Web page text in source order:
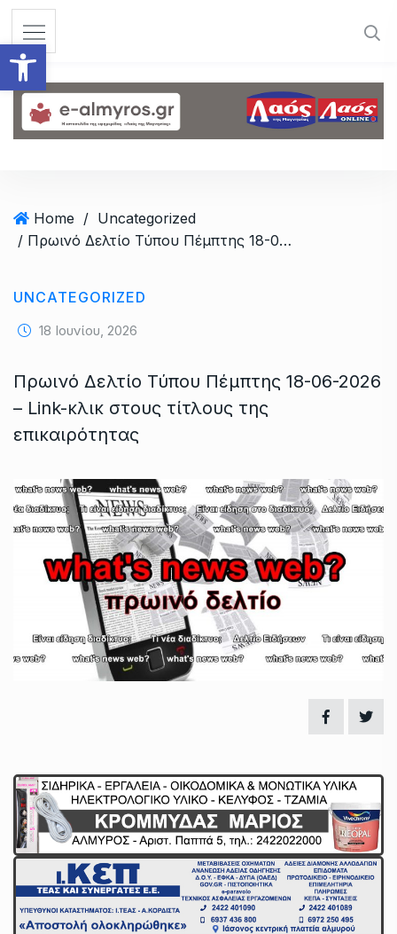
Ανοίξτε τη γραμμή
Home / Uncategorized
/ Πρωινό Δελτίο Τύπου Πέμπτης 18-06-2026 – Link-κλικ στους τίτλους της επικαιρότητας
UNCATEGORIZED
18 Ιουνίου, 2026
Πρωινό Δελτίο Τύπου Πέμπτης 18-06-2026
– Link-κλικ στους τίτλους της
επικαιρότητας